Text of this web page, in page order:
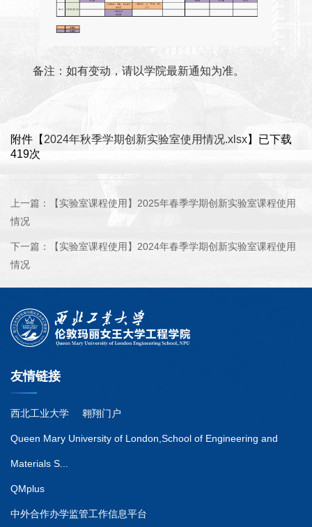
备注：如有变动，请以学院最新通知为准。
附件【 2024年秋季学期创新实验室使用情况.xlsx】已下载
419次
上一篇：
【实验室课程使用】2025年春季学期创新实验室课程使用
情况
下一篇：
【实验室课程使用】2024年春季学期创新实验室课程使用
情况
友情链接
西北工业大学 翱翔门户
Queen Mary University of London,School of Engineering and
Materials S...
QMplus
中外合作办学监管工作信息平台